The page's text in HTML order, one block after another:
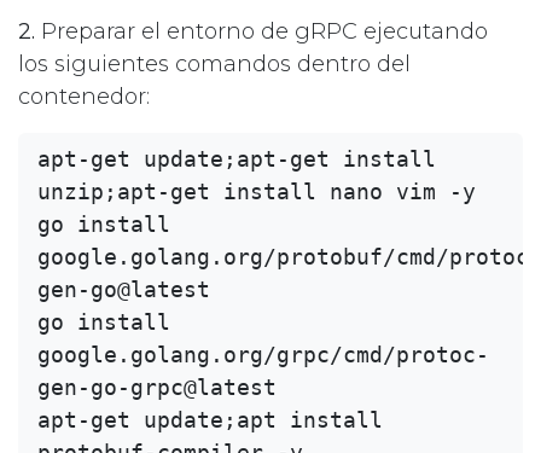
2. Preparar el entorno de gRPC ejecutando
los siguientes comandos dentro del
contenedor:
apt-get update;apt-get install
unzip;apt-get install nano vim -y
go install
google.golang.org/protobuf/cmd/protoc-
gen-go@latest
go install
google.golang.org/grpc/cmd/protoc-
gen-go-grpc@latest
apt-get update;apt install